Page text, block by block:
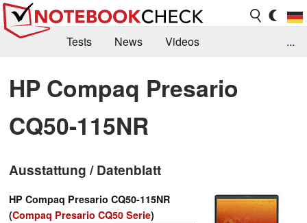
Tests News
Videos
Kaufberatung
Deals Suche
Jobs
Forum
...
HP Compaq Presario
CQ50-115NR
Ausstattung / Datenblatt
HP Compaq Presario CQ50-115NR
(Compaq Presario CQ50 Serie)